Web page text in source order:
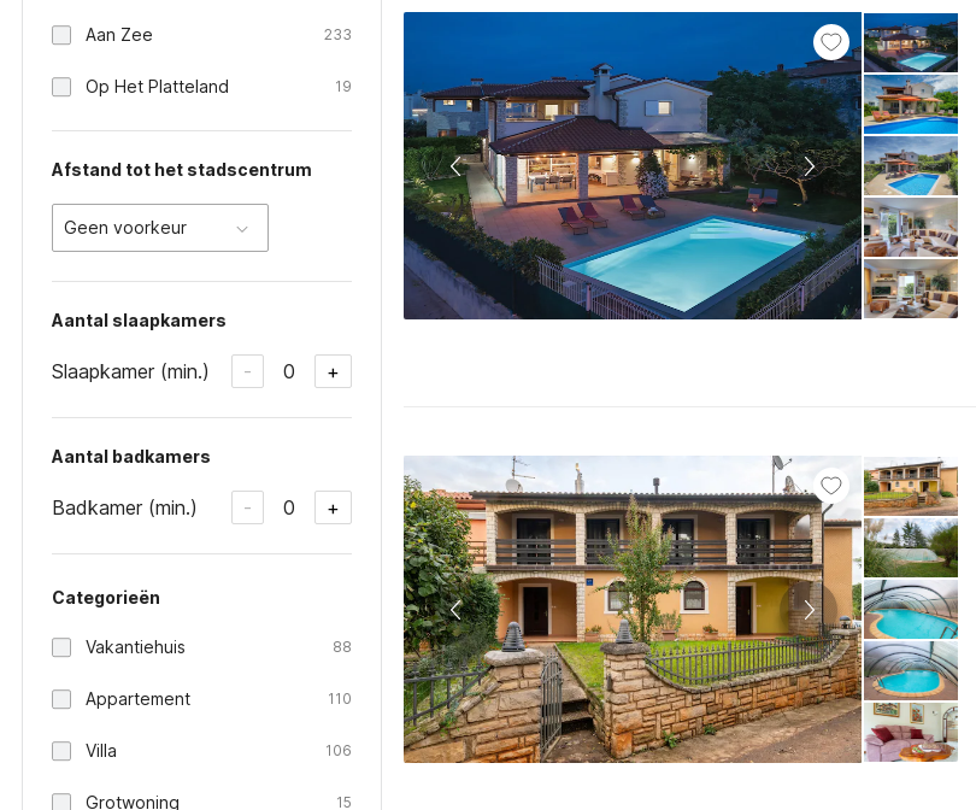
Aan Zee 233
Op Het Platteland 19
Afstand tot het stadscentrum
Geen voorkeur
Aantal slaapkamers
Slaapkamer (min.) - 0 +
Aantal badkamers
Badkamer (min.) - 0 +
Categorieën
Vakantiehuis 88
Appartement 110
Villa 106
Grotwoning 15